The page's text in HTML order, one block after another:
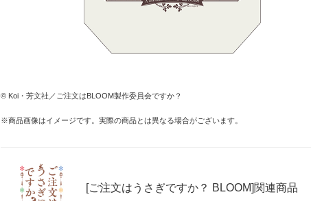
© Koi・芳文社／ご注文はBLOOM製作委員会ですか？
※商品画像はイメージです。実際の商品とは異なる場合がございます。
[ご注文はうさぎですか？ BLOOM]関連商品